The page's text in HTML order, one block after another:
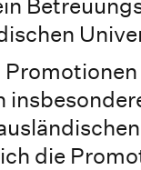
die